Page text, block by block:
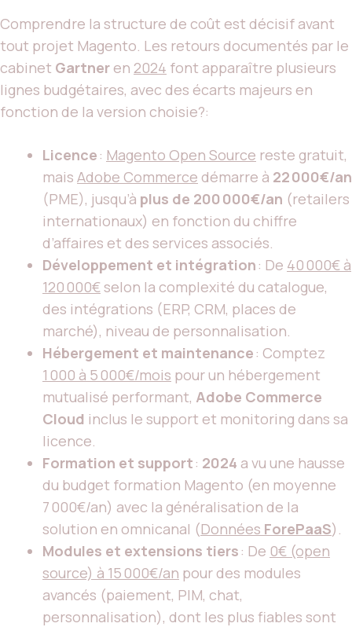
Comprendre la structure de coût est décisif avant
tout projet Magento. Les retours documentés par le
cabinet Gartner en 2024 font apparaître plusieurs
lignes budgétaires, avec des écarts majeurs en
fonction de la version choisie?:
Licence: Magento Open Source reste gratuit,
mais Adobe Commerce démarre à 22 000€/an
(PME), jusqu’à plus de 200 000€/an (retailers
internationaux) en fonction du chiffre
d’affaires et des services associés.
Développement et intégration: De 40 000€ à
120 000€ selon la complexité du catalogue,
des intégrations (ERP, CRM, places de
marché), niveau de personnalisation.
Hébergement et maintenance: Comptez
1 000 à 5 000€/mois pour un hébergement
mutualisé performant, Adobe Commerce
Cloud inclus le support et monitoring dans sa
licence.
Formation et support: 2024 a vu une hausse
du budget formation Magento (en moyenne
7 000€/an) avec la généralisation de la
solution en omnicanal (Données ForePaaS).
Modules et extensions tiers: De 0€ (open
source) à 15 000€/an pour des modules
avancés (paiement, PIM, chat,
personnalisation), dont les plus fiables sont